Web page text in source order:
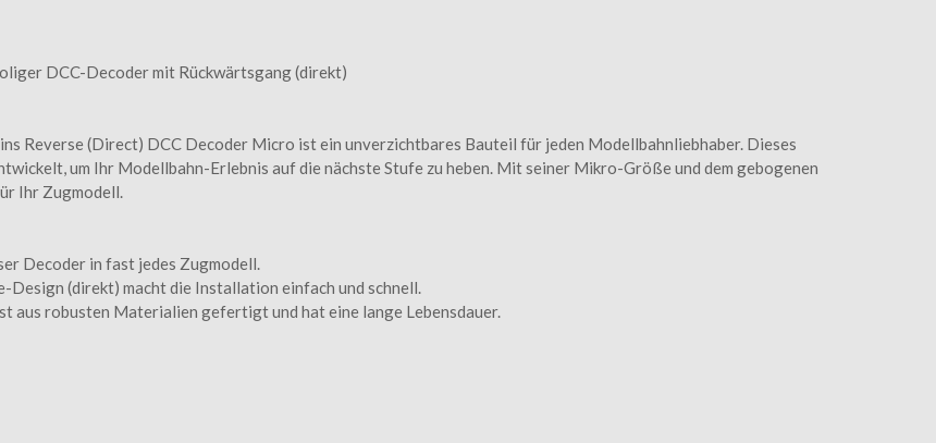
DCC-Decoder mit Rückwärtsgang (direkt)
Reverse (Direct) DCC Decoder Micro ist ein unverzichtbares Bauteil für jeden Modellbahnliebhaber. Dieses
um Ihr Modellbahn-Erlebnis auf die nächste Stufe zu heben. Mit seiner Mikro-Größe und dem gebogenen
Ihr Zugmodell.
Decoder in fast jedes Zugmodell.
(direkt) macht die Installation einfach und schnell.
robusten Materialien gefertigt und hat eine lange Lebensdauer.